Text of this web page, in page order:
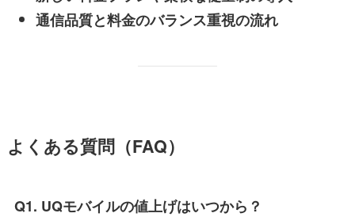
通信品質と料金のバランス重視の流れ
よくある質問（FAQ）
Q1. UQモバイルの値上げはいつから？